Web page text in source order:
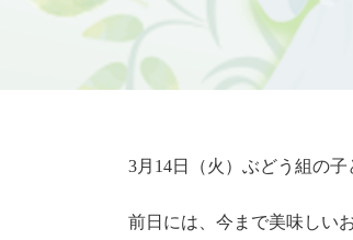
3月14日（火）ぶどう組の
前日には、今まで美味しい